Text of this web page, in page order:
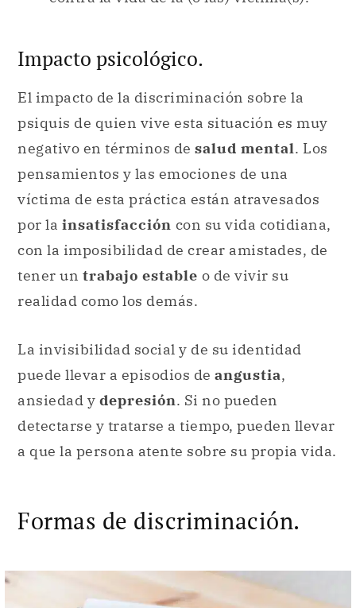
Impacto psicológico.
El impacto de la discriminación sobre la
psiquis de quien vive esta situación es muy
negativo en términos de salud mental. Los
pensamientos y las emociones de una
víctima de esta práctica están atravesados
por la insatisfacción con su vida cotidiana,
con la imposibilidad de crear amistades, de
tener un trabajo estable o de vivir su
realidad como los demás.
La invisibilidad social y de su identidad
puede llevar a episodios de angustia,
ansiedad y depresión. Si no pueden
detectarse y tratarse a tiempo, pueden llevar
a que la persona atente sobre su propia vida.
Formas de discriminación.